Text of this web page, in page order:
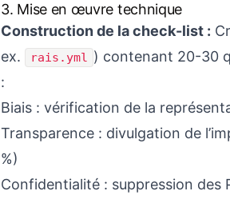
3. Mise en œuvre technique
Construction de la check-list :
ex.
rais.yml ) contenant 20-30
:
Biais : vérification de la
Transparence : divulgation de
%)
Confidentialité : suppression des